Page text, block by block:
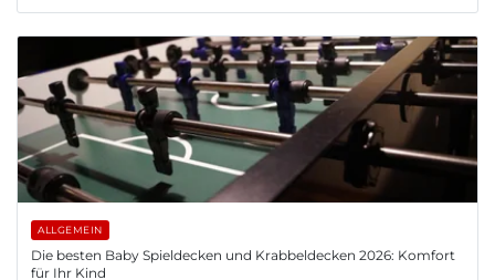
ALLGEMEIN
Die besten Baby Spieldecken und Krabbeldecken 2026: Komfort
für Ihr Kind